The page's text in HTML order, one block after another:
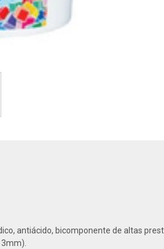
antiácido, bicomponente de altas